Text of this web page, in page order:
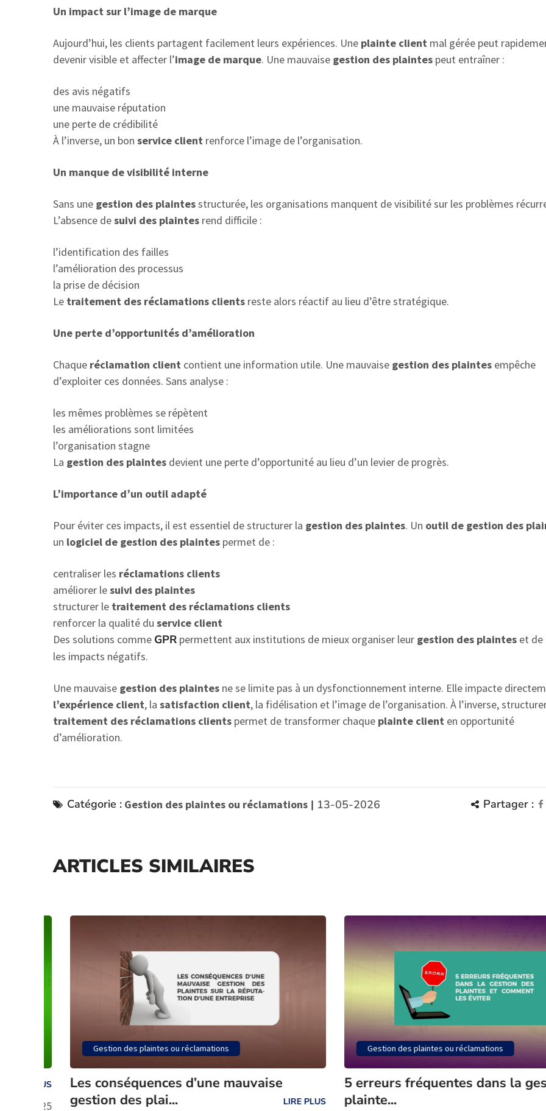
Un impact sur l’image de marque
Aujourd’hui, les clients partagent facilement leurs expériences. Une plainte client mal gérée peut
devenir visible et affecter l’image de marque. Une mauvaise gestion des plaintes peut entraîner :
des avis négatifs
une mauvaise réputation
une perte de crédibilité
À l’inverse, un bon service client renforce l’image de l’organisation.
Un manque de visibilité interne
Sans une gestion des plaintesstructurée, les organisations manquent de visibilité sur les problèmes
L’absence desuivi des plaintes rend difficile :
l’identification des failles
l’amélioration des processus
la prise de décision
Le traitement des réclamations clients reste alors réactif au lieu d’être stratégique.
Une perte d’opportunités d’amélioration
Chaque réclamation client contient une information utile. Une mauvaise gestion des plaintes empêche
d’exploiter ces données. Sans analyse :
les mêmes problèmes se répètent
les améliorations sont limitées
l’organisation stagne
La gestion des plaintes devient une perte d’opportunité au lieu d’un levier de progrès.
L’importance d’un outil adapté
Pour éviter ces impacts, il est essentiel de structurer la gestion des plaintes. Un outil de gestion des
un logiciel de gestion des plaintes permet de :
centraliser les réclamations clients
améliorer lesuivi des plaintes
structurer le traitement des réclamations clients
renforcer la qualité du service client
Des solutions comme GPR permettent aux institutions de mieux organiser leur gestion des plaintes et
les impacts négatifs.
Une mauvaise gestion des plaintes ne se limite pas à un dysfonctionnement interne. Elle impacte
l’expérience client, la satisfaction client, la fidélisation et l’image de l’organisation. À l’inverse,
traitement des réclamations clients permet de transformer chaque plainte client en opportunité
d’amélioration.
Catégorie : Gestion des plaintes ou réclamations | 13-05-2026 Partager :
ARTICLES SIMILAIRES
Gestion des plaintes ou réclamations
Les conséquences d’une mauvaise
gestion des plai...
LIRE PLUS
Gestion des plaintes ou réclamations
5 erreurs fréquentes dans la
plainte...